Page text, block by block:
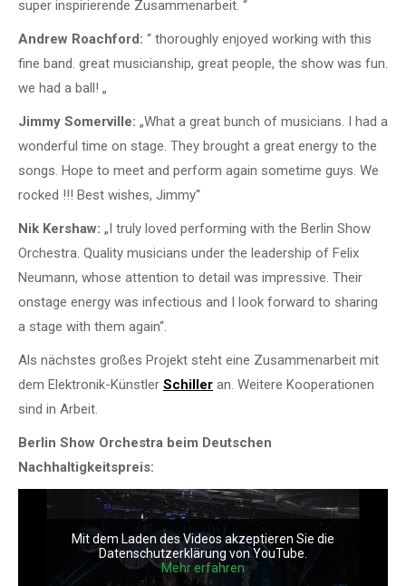
super inspirierende Zusammenarbeit. “
Andrew Roachford: “ thoroughly enjoyed working with this
fine band. great musicianship, great people, the show was fun.
we had a ball! „
Jimmy Somerville: „What a great bunch of musicians. I had a
wonderful time on stage. They brought a great energy to the
songs. Hope to meet and perform again sometime guys. We
rocked !!! Best wishes, Jimmy“
Nik Kershaw: „I truly loved performing with the Berlin Show
Orchestra. Quality musicians under the leadership of Felix
Neumann, whose attention to detail was impressive. Their
onstage energy was infectious and I look forward to sharing
a stage with them again“.
Als nächstes großes Projekt steht eine Zusammenarbeit mit
dem Elektronik-Künstler Schiller an. Weitere Kooperationen
sind in Arbeit.
Berlin Show Orchestra beim Deutschen
Nachhaltigkeitspreis:
Mit dem Laden des Videos akzeptieren Sie die
Datenschutzerklärung von YouTube.
Mehr erfahren